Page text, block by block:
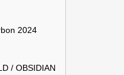
2024
/ OBSIDIAN